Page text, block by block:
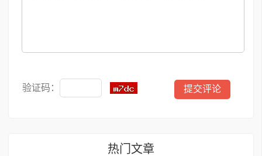
验证码：
热门文章